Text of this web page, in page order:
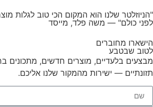
שלנו הוא המקום הכי טוב לגלות
כולם"— משה פלד, מייסד
מחוברים
שבטבע
בלעדיים, מוצרים חדשים, מתכונים
— ישירות מהמקור שלנו אליכם.